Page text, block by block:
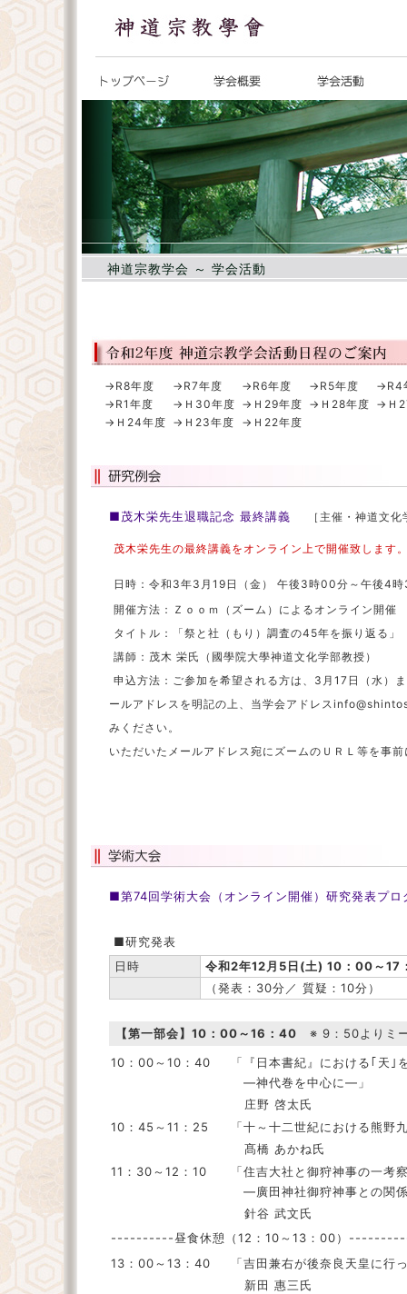
神道宗教学会 ～ 学会活動
→R8年度 →R7年度 →R6年度 →R5年度
→R4
→R1年度
→Ｈ30年度 →Ｈ29年度 →Ｈ28年度 →Ｈ
→Ｈ24年度 →Ｈ23年度 →Ｈ22年度
■茂木栄先生退職記念 最終講義 ［主催・神道文
茂木栄先生の最終講義をオンライン上で開催致します
日時：令和3年3月19日（金） 午後3時00分～午後4
開催方法：Ｚｏｏｍ（ズーム）によるオンライン開催
タイトル：「祭と社（もり）調査の45年を振り返る」
講師：茂木 栄氏（國學院大學神道文化学部教授）
申込方法：ご参加を希望される方は、3月17日（水
ールアドレスを明記の上、当学会アドレス
みください。
いただいたメールアドレス宛にズームのＵＲＬ等を事
■第74回学術大会（オンライン開催）研究発表プ
■研究発表
日時
令和2年12月5日(土) 10：00～17
（発表：30分／ 質疑：10分）
【第一部会】10：00～16：40 ※ 9：50よりミ
10：00～10：40
「『日本書紀』における｢天｣
―神代巻を中心に―」
庄野 啓太氏
10：45～11：25
「十～十二世紀における熊野
髙橋 あかね氏
11：30～12：10
「住吉大社と御狩神事の一考
―廣田神社御狩神事との関
針谷 武文氏
----------昼食休憩（12：10～13：00）
13：00～13：40
「吉田兼右が後奈良天皇に行
新田 惠三氏